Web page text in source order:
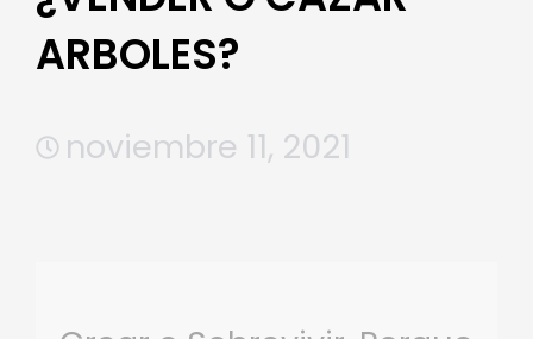
ARBOLES?
noviembre 11, 2021